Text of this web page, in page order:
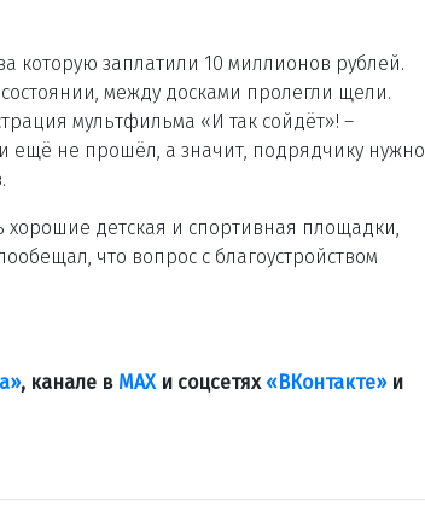
которую заплатили 10 миллионов рублей.
между досками пролегли щели.
мультфильма «И так сойдёт»! –
ещё не прошёл, а значит, подрядчику нужно
хорошие детская и спортивная площадки,
что вопрос с благоустройством
, канале в МАХи соцсетях «ВКонтакте»и